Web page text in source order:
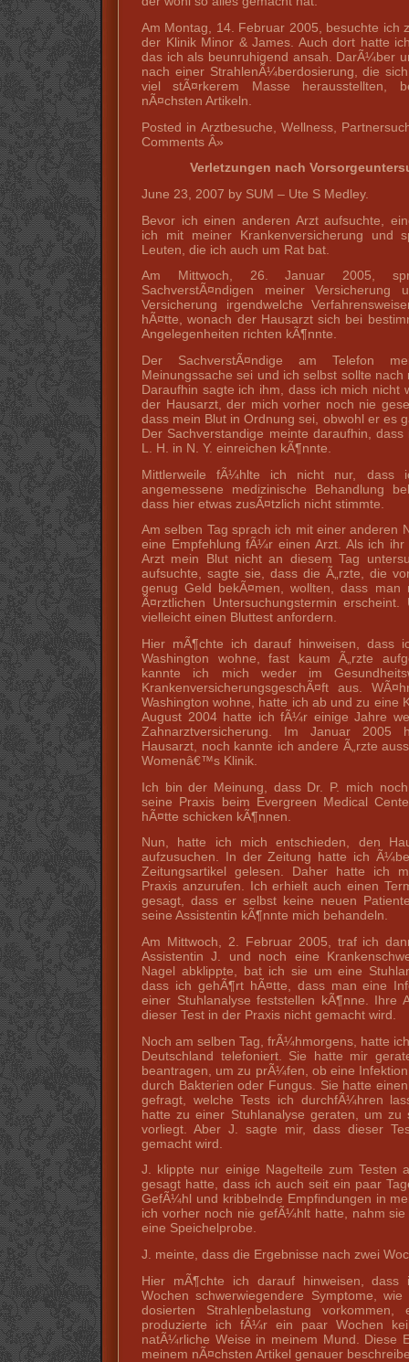
Am Montag, 14. Februar 2005, besuchte ich
der Klinik Minor & James. Auch dort hatte
das ich als beunruhigend ansah. DarÃ¼ber
nach einer StrahlenÃ¼berdosierung, die
viel stÃ¤rkerem Masse herausstellten,
nÃ¤chsten Artikeln.
Posted in Arztbesuche, Wellness,
Comments Â»
Verletzungen nach
June 23, 2007 by SUM – Ute S Medley.
Bevor ich einen anderen Arzt aufsuchte,
ich mit meiner Krankenversicherung und
Leuten, die ich auch um Rat bat.
Am Mittwoch, 26. Januar 2005,
SachverstÃ¤ndigen meiner
Versicherung irgendwelche
hÃ¤tte, wonach der Hausarzt sich bei
Angelegenheiten richten kÃ¶nnte.
Der SachverstÃ¤ndige am Telefon
Meinungssache sei und ich selbst sollte
Daraufhin sagte ich ihm, dass ich mich nicht
der Hausarzt, der mich vorher noch nie
dass mein Blut in Ordnung sei, obwohl er es
Der Sachverstandige meinte daraufhin,
L. H. in N. Y. einreichen kÃ¶nnte.
Mittlerweile fÃ¼hlte ich nicht nur, dass
angemessene medizinische Behandlung
dass hier etwas zusÃ¤tzlich nicht stimmte.
Am selben Tag sprach ich mit einer anderen
eine Empfehlung fÃ¼r einen Arzt. Als ich
Arzt mein Blut nicht an diesem Tag
aufsuchte, sagte sie, dass die Ã„rzte, die
genug Geld bekÃ¤men, wollten, dass man
Ã¤rztlichen Untersuchungstermin
vielleicht einen Bluttest anfordern.
Hier mÃ¶chte ich darauf hinweisen, dass
Washington wohne, fast kaum Ã„rzte
kannte ich mich weder im
KrankenversicherungsgeschÃ¤ft aus.
Washington wohne, hatte ich ab und zu eine
August 2004 hatte ich fÃ¼r einige Jahre
Zahnarztversicherung. Im Januar 2005
Hausarzt, noch kannte ich andere Ã„rzte
Womenâ€™s Klinik.
Ich bin der Meinung, dass Dr. P. mich
seine Praxis beim Evergreen Medical
hÃ¤tte schicken kÃ¶nnen.
Nun, hatte ich mich entschieden, den
aufzusuchen. In der Zeitung hatte ich
Zeitungsartikel gelesen. Daher hatte ich
Praxis anzurufen. Ich erhielt auch einen
gesagt, dass er selbst keine neuen
seine Assistentin kÃ¶nnte mich behandeln.
Am Mittwoch, 2. Februar 2005, traf ich
Assistentin J. und noch eine
Nagel abklippte, bat ich sie um eine
dass ich gehÃ¶rt hÃ¤tte, dass man eine
einer Stuhlanalyse feststellen kÃ¶nne. Ihre
dieser Test in der Praxis nicht gemacht wird.
Noch am selben Tag, frÃ¼hmorgens, hatte
Deutschland telefoniert. Sie hatte mir
beantragen, um zu prÃ¼fen, ob eine
durch Bakterien oder Fungus. Sie hatte
gefragt, welche Tests ich durchfÃ¼hren
hatte zu einer Stuhlanalyse geraten, um zu
vorliegt. Aber J. sagte mir, dass dieser
gemacht wird.
J. klippte nur einige Nagelteile zum Testen
gesagt hatte, dass ich auch seit ein paar
GefÃ¼hl und kribbelnde Empfindungen in
ich vorher noch nie gefÃ¼hlt hatte, nahm
eine Speichelprobe.
J. meinte, dass die Ergebnisse nach zwei
Hier mÃ¶chte ich darauf hinweisen,
Wochen schwerwiegendere Symptome,
dosierten Strahlenbelastung vorkommen,
produzierte ich fÃ¼r ein paar Wochen
natÃ¼rliche Weise in meinem Mund. Diese
meinem nÃ¤chsten Artikel genauer